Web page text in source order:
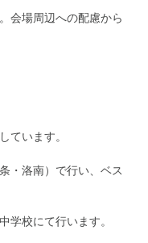
会場周辺への配慮から
います。
・洛南）で行い、ベス
学校にて行います。